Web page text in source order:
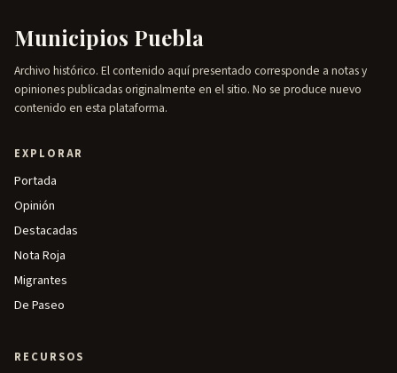
Municipios Puebla
Archivo histórico. El contenido aquí presentado corresponde a notas y
opiniones publicadas originalmente en el sitio. No se produce nuevo
contenido en esta plataforma.
EXPLORAR
Portada
Opinión
Destacadas
Nota Roja
Migrantes
De Paseo
RECURSOS